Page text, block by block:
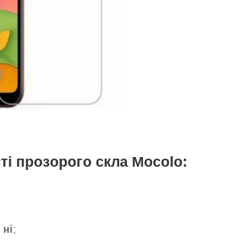
прозорого скла Mocolo:
ні;